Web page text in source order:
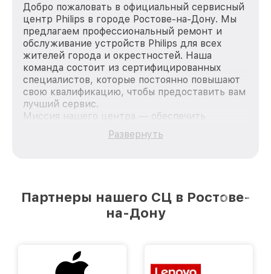
Добро пожаловать в официальный сервисный
центр Philips в городе Ростове-на-Дону. Мы
предлагаем профессиональный ремонт и
обслуживание устройств Philips для всех
жителей города и окрестностей. Наша
команда состоит из сертифицированных
специалистов, которые постоянно повышают
свою квалификацию, чтобы предоставить вам
лучший сервис.
Миссия нашего центра — обеспечить
качественный и доступный ремонт для
каждого пользователя продукции Philips, вне
лучшим сервисным центром Philips в городе
Ростове-на-Дону, постоянно повышая уровень
Развернуть
Партнеры нашего СЦ в Ростове-
на-Дону